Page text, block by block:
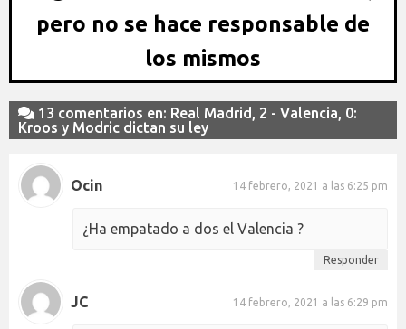
pero no se hace responsable de
los mismos
13 comentarios en: Real Madrid, 2 - Valencia, 0:
Kroos y Modric dictan su ley
Ocin 14 febrero, 2021 a las 6:25 pm
¿Ha empatado a dos el Valencia ?
Responder
JC 14 febrero, 2021 a las 6:29 pm